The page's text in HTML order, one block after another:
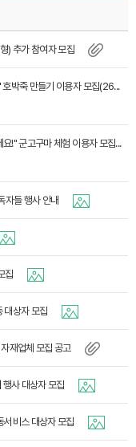
) 추가 참여자 모집
박죽 만들기 이용자 모집(26...
!" 군고구마 체험 이용자 모집...
자들 행사 안내
집
대상자 모집
재업체 모집 공고
사 대상자 모집
서비스 대상자 모집